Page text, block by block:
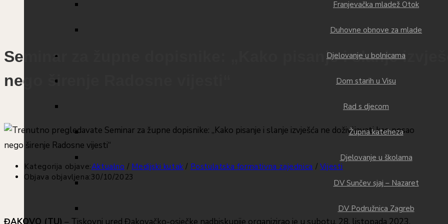
Franjevačka mladež Otok
Duhovne obnove za mlade
Djelovanje u bolnicama
Dom starih u Visu
Rad s djecom
Župna kateheza
Djelovanje u školama
DV Sunčev sjaj – Nazaret
DV Podružnica Zagreb
Seminar za župne dopisnike: „Kako pisanje i slanje
nego širenje Radosne vijesti“
Kategorija objave:Aktualno / Medijski kutak / Postulatska formativna zajednica / Vijesti
Objava objavljena:30/10/2023
ĐAKOVO (TU) – Tiskovni ured Đakovačko-osječke nadbiskupije organizirao je u subotu, 28. listopada 2023.